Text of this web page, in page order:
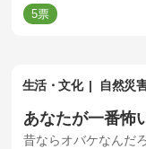
5
生活・文化 自然災
あなたが一番怖
昔ならオバケなんだ